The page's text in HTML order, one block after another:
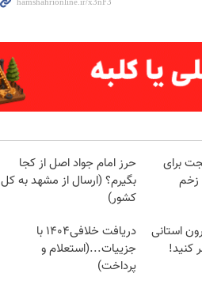
برای
زخم
حرز امام جواد اصل از کجا
بگیرم؟ (ارسال از مشهد به کل
کشور)
استانی
کنید!
دریافت خلافی۱۴۰۴ با
جزییات...(استعلام و
پرداخت)